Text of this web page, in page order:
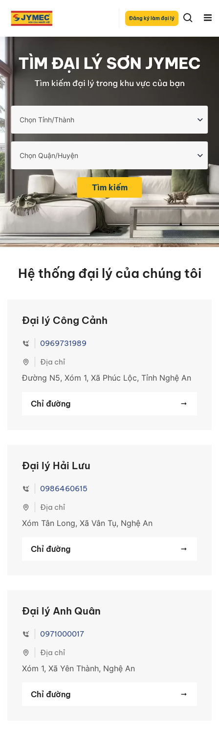
Đăng ký làm đại lý
Tìm kiếm
Hệ thống đại lý của chúng tôi
Đại lý Công Cảnh
0969731989
Địa chỉ
Đường N5, Xóm 1, Xã Phúc Lộc, Tỉnh Nghệ An
Chỉ đường
Đại lý Hải Lưu
0986460615
Địa chỉ
Xóm Tân Long, Xã Vân Tụ, Nghệ An
Chỉ đường
Đại lý Anh Quân
0971000017
Địa chỉ
Xóm 1, Xã Yên Thành, Nghệ An
Chỉ đường